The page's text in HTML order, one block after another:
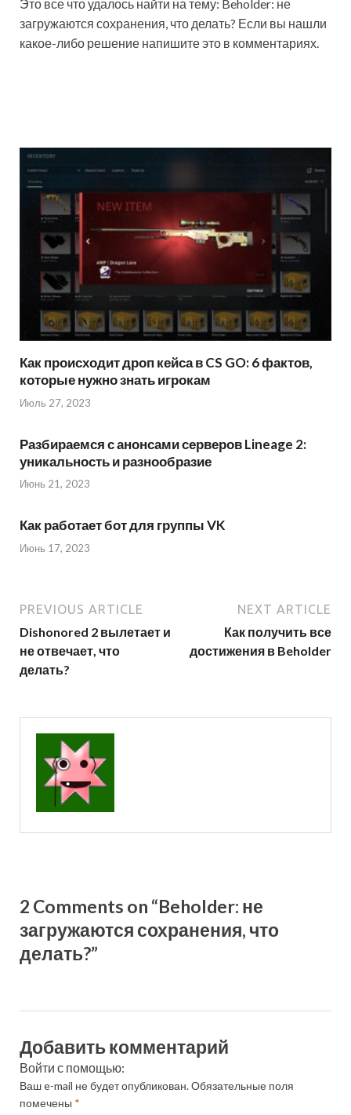
Это все что удалось найти на тему: Beholder: не
загружаются сохранения, что делать? Если вы нашли
какое-либо решение напишите это в комментариях.
Как происходит дроп кейса в CS GO: 6 фактов,
которые нужно знать игрокам
Июль 27, 2023
Разбираемся с анонсами серверов Lineage 2:
уникальность и разнообразие
Июнь 21, 2023
Как работает бот для группы VK
Июнь 17, 2023
PREVIOUS ARTICLE
Dishonored 2 вылетает и
не отвечает, что
делать?
NEXT ARTICLE
Как получить все
достижения в Beholder
2 Comments on “Beholder: не
загружаются сохранения, что
делать?”
Добавить комментарий
Войти с помощью:
Ваш e-mail не будет опубликован.Обязательные поля
помечены *